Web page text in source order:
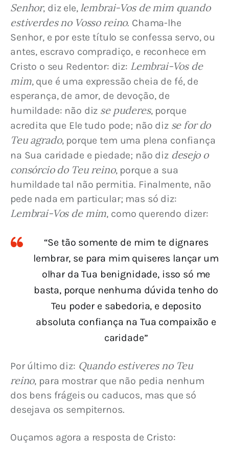
Senhor, diz ele, lembrai-Vos de mim quando
estiverdes no Vosso reino. Chama-lhe
Senhor, e por este título se confessa servo, ou
antes, escravo compradiço, e reconhece em
Cristo o seu Redentor: diz: Lembrai-Vos de
mim, que é uma expressão cheia de fé, de
esperança, de amor, de devoção, de
humildade: não diz se puderes, porque
acredita que Ele tudo pode; não diz se for do
Teu agrado, porque tem uma plena confiança
na Sua caridade e piedade; não diz desejo o
consórcio do Teu reino, porque a sua
humildade tal não permitia. Finalmente, não
pede nada em particular; mas só diz:
Lembrai-Vos de mim, como querendo dizer:
“Se tão somente de mim te dignares
lembrar, se para mim quiseres lançar um
olhar da Tua benignidade, isso só me
basta, porque nenhuma dúvida tenho do
Teu poder e sabedoria, e deposito
absoluta confiança na Tua compaixão e
caridade”
Por último diz: Quando estiveres no Teu
reino, para mostrar que não pedia nenhum
dos bens frágeis ou caducos, mas que só
desejava os sempiternos.
Ouçamos agora a resposta de Cristo: